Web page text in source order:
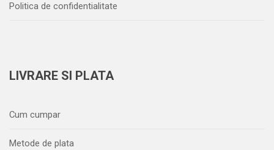
Politica de confidentialitate
LIVRARE SI PLATA
Cum cumpar
Metode de plata